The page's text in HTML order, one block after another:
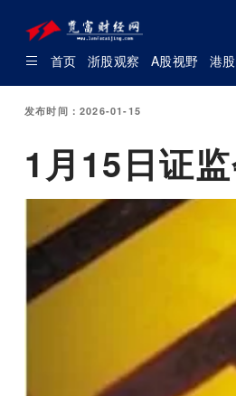
首页 浙股观察 A股视野 港
发布时间：2026-01-15
1月15日证